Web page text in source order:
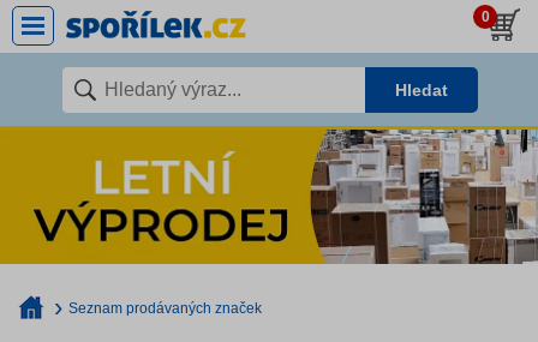
0
Hledat
Seznam prodávaných značek